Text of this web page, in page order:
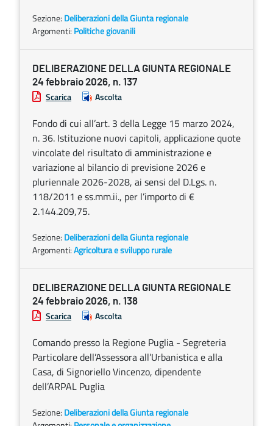
Sezione: Deliberazioni della Giunta regionale
Argomenti: Politiche giovanili
DELIBERAZIONE DELLA GIUNTA REGIONALE
24 febbraio 2026, n. 137
Scarica Ascolta
Fondo di cui all’art. 3 della Legge 15 marzo 2024,
n. 36. Istituzione nuovi capitoli, applicazione quote
vincolate del risultato di amministrazione e
variazione al bilancio di previsione 2026 e
pluriennale 2026-2028, ai sensi del D.Lgs. n.
118/2011 e ss.mm.ii., per l’importo di €
2.144.209,75.
Sezione: Deliberazioni della Giunta regionale
Argomenti:Agricoltura e sviluppo rurale
DELIBERAZIONE DELLA GIUNTA REGIONALE
24 febbraio 2026, n. 138
Scarica Ascolta
Comando presso la Regione Puglia - Segreteria
Particolare dell’Assessora all’Urbanistica e alla
Casa, di Signoriello Vincenzo, dipendente
dell’ARPAL Puglia
Sezione: Deliberazioni della Giunta regionale